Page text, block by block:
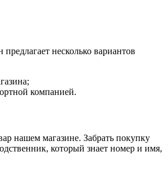
несколько вариантов
компанией.
нашем магазине. Забрать покупку
который знает номер и имя,